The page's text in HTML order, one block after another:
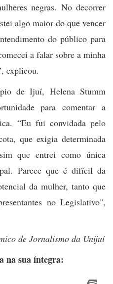
negras. No decorrer
algo maior do que vencer
do público para
a falar sobre a minha
explicou.
de Ijuí, Helena Stumm
para comentar a
“Eu fui convidada pelo
que exigia determinada
que entrei como única
Parece que é difícil da
da mulher, tanto que
no Legislativo",
de Jornalismo da Unijuí
na sua íntegra: